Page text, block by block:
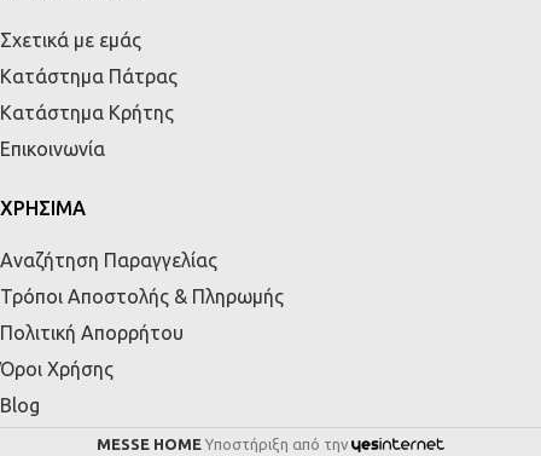
Σχετικά με εμάς
Κατάστημα Πάτρας
Κατάστημα Κρήτης
Επικοινωνία
ΧΡΗΣΙΜΑ
Αναζήτηση Παραγγελίας
Τρόποι Αποστολής & Πληρωμής
Πολιτική Απορρήτου
Όροι Χρήσης
Blog
MESSE HOME Υποστήριξη από την